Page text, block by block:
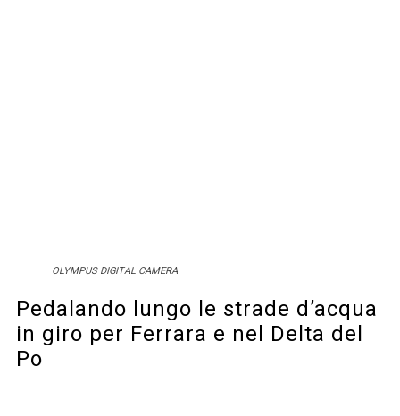
OLYMPUS DIGITAL CAMERA
Pedalando lungo le strade d’acqua
in giro per Ferrara e nel Delta del
Po